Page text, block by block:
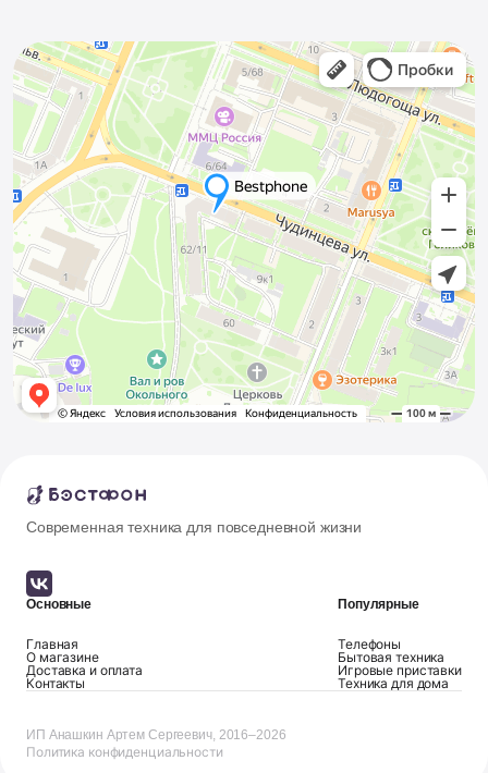
Современная техника для повседневной жизни
Основные
Главная
О магазине
Доставка и оплата
Контакты
Популярные
Телефоны
Бытовая техника
Игровые приставки
Техника для дома
ИП Анашкин Артем Сергеевич, 2016–2026
Политика конфиденциальности